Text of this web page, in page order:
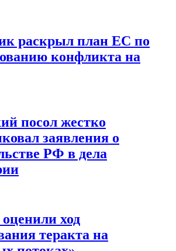
раскрыл план ЕС по
конфликта на
посол жестко
заявления о
РФ в дела
ход
теракта на